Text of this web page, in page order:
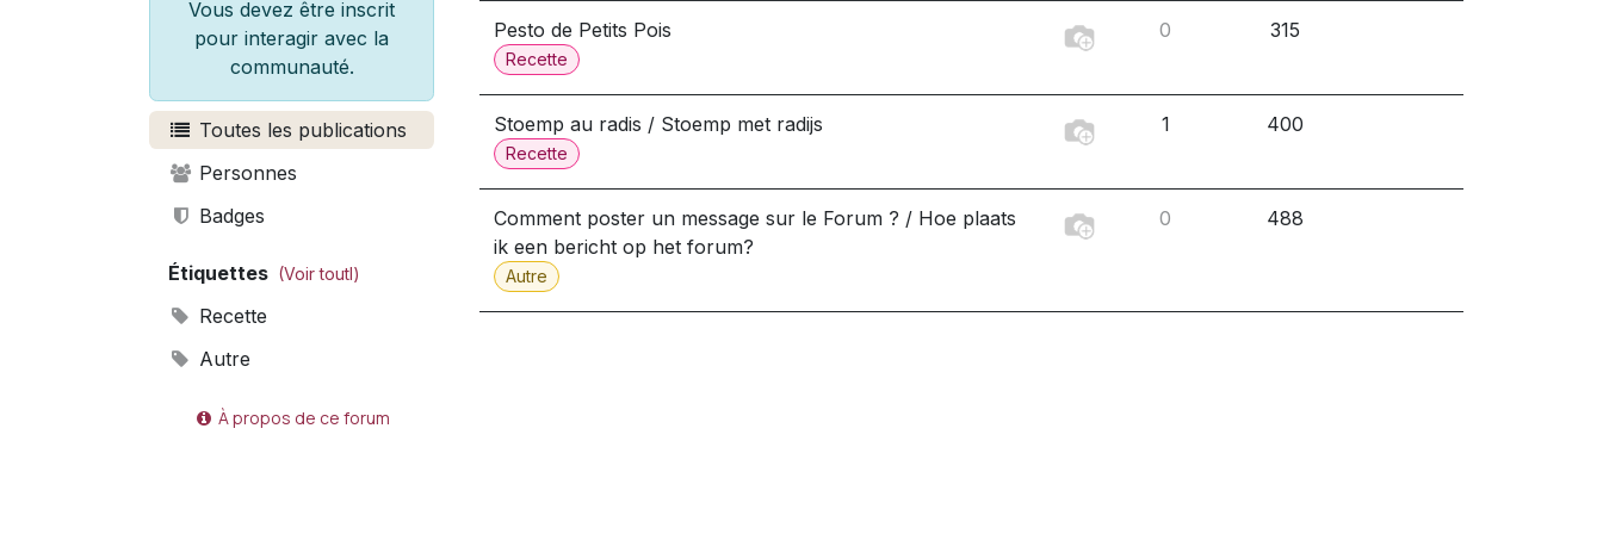
Vous devez être inscrit
pour interagir avec la
communauté.
Toutes les publications
Personnes
Badges
Étiquettes (Voir toutl)
Recette
Autre
À propos de ce forum
Pesto de Petits Pois
Recette
0 315
Stoemp au radis / Stoemp met radijs
Recette
1 400
Comment poster un message sur le Forum ? / Hoe plaats
ik een bericht op het forum?
Autre
0 488